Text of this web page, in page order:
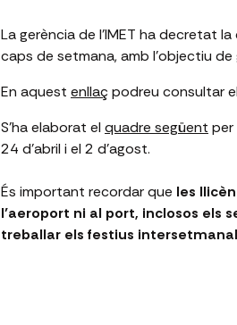
La gerència de l’IMET ha decretat
caps de setmana, amb l’objectiu
En aquest enllaç podreu consultar
S’ha elaborat el quadre següent per
24 d’abril i el 2 d’agost.
És important recordar que les
l’aeroport ni al port, inclosos els
treballar els festius